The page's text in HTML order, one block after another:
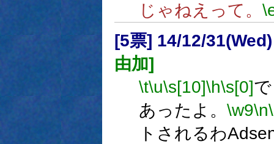
じゃねえって。
[5票] 14/12/
由加]
\t\u\s[10]\h\s[0]
あったよ。 \w9\n
トされるわ